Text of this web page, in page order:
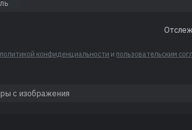
политикой конфиденциальности и пользовательским